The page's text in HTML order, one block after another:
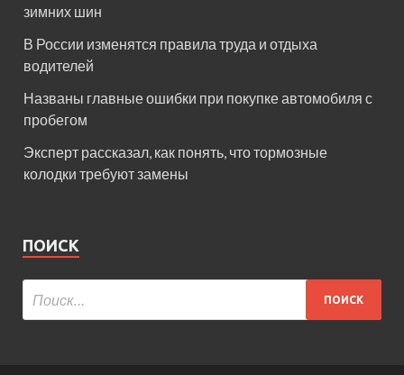
зимних шин
В России изменятся правила труда и отдыха
водителей
Названы главные ошибки при покупке автомобиля с
пробегом
Эксперт рассказал, как понять, что тормозные
колодки требуют замены
ПОИСК